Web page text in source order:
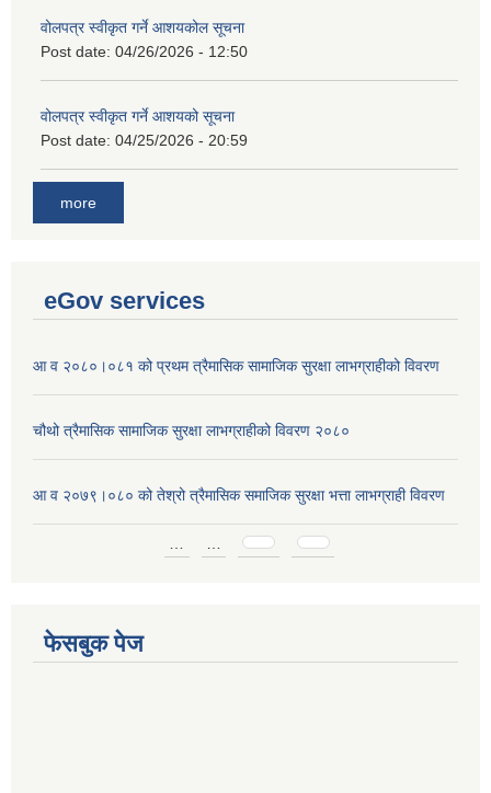
वोलपत्र स्वीकृत गर्ने आशयकोल सूचना
Post date: 04/26/2026 - 12:50
वोलपत्र स्वीकृत गर्ने आशयको सूचना
Post date: 04/25/2026 - 20:59
more
eGov services
आ व २०८०।०८१ को प्रथम त्रैमासिक सामाजिक सुरक्षा लाभग्राहीको विवरण
चौथो त्रैमासिक सामाजिक सुरक्षा लाभग्राहीको विवरण २०८०
आ व २०७९।०८० को तेश्रो त्रैमासिक समाजिक सुरक्षा भत्ता लाभग्राही विवरण
फेसबुक पेज